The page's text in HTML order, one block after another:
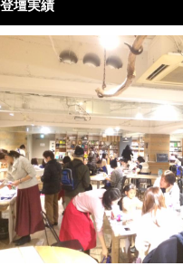
登壇実績